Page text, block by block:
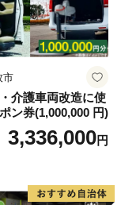
市
介護車両改造に使
ン券(1,000,000 円)
3,336,000円